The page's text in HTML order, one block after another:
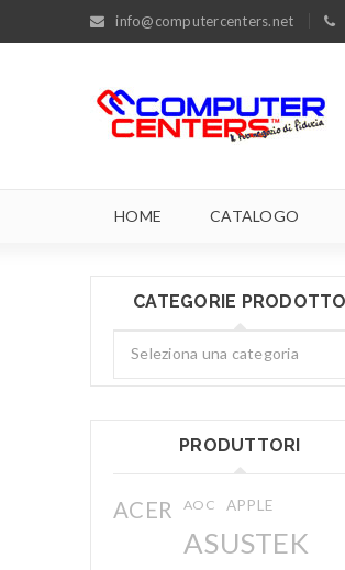
info@computercenters.net
HOME CATALOGO
CATEGORIE PRODOTTO
Seleziona una categoria
PRODUTTORI
ACER AOC APPLE
ASUSTEK